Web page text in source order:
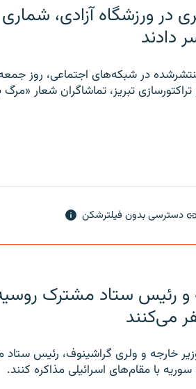
در ورزشگاه آزادی،
دادند
در شبکه‌های اجتماعی، روز
تبریز، تماشاگران شعار «مرگ
دسترسی بدون فیلترشکن
و رئیس‌ ستاد مشترک روسیه
می‌کنند
خارجه و ولری گراشینوف، رئیس
سوریه با مقام‌های اسرائیلی مذاکره کنند.